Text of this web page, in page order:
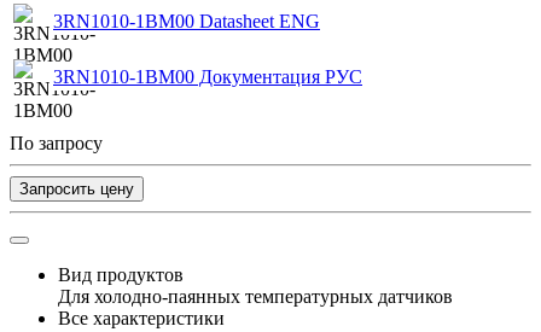
3RN1010-1BM00 Datasheet ENG
3RN1010-1BM00 Документация РУС
По запросу
Запросить цену
Вид продуктов
Для холодно-паянных температурных датчиков
Все характеристики